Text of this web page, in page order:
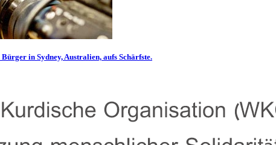
in Sydney, Australien, aufs Schärfste.